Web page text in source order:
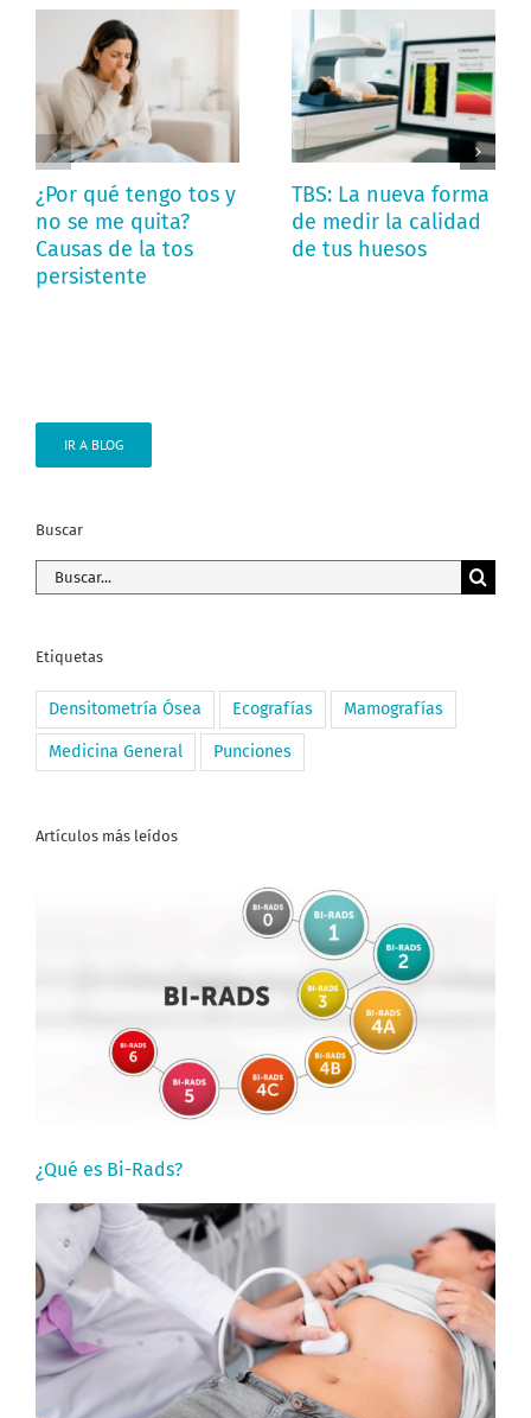
¿Por qué tengo tos y
no se me quita?
Causas de la tos
persistente
TBS: La nueva forma
de medir la calidad
de tus huesos
IR A BLOG
Buscar
Buscar:
Etiquetas
Densitometría Ósea Ecografías Mamografías
Medicina General Punciones
Artículos más leídos
¿Qué es Bi-Rads?